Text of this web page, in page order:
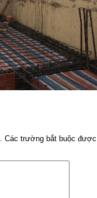
Các trường bắt buộc được